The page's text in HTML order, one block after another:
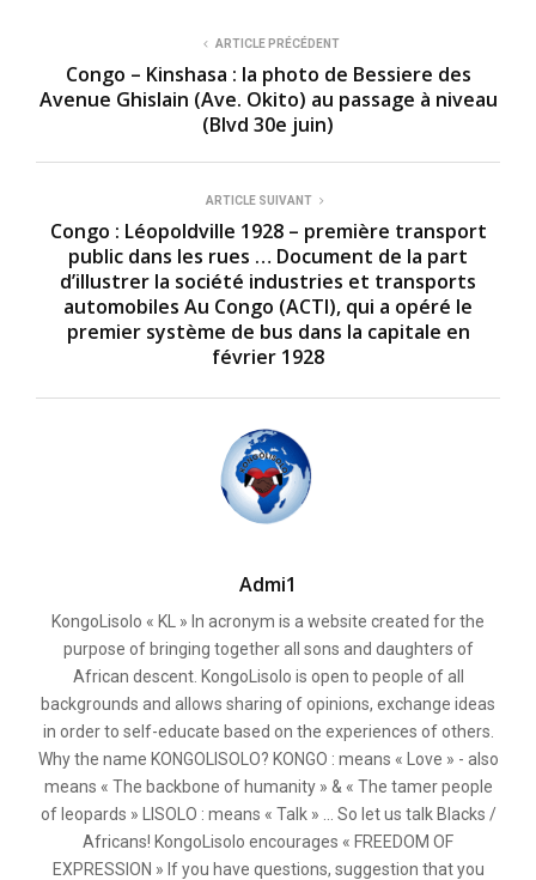
ARTICLE PRÉCÉDENT
Congo – Kinshasa : la photo de Bessiere des
Avenue Ghislain (Ave. Okito) au passage à niveau
(Blvd 30e juin)
ARTICLE SUIVANT
Congo : Léopoldville 1928 – première transport
public dans les rues … Document de la part
d’illustrer la société industries et transports
automobiles Au Congo (ACTI), qui a opéré le
premier système de bus dans la capitale en
février 1928
Admi1
KongoLisolo « KL » In acronym is a website created for the
purpose of bringing together all sons and daughters of
African descent. KongoLisolo is open to people of all
backgrounds and allows sharing of opinions, exchange ideas
in order to self-educate based on the experiences of others.
Why the name KONGOLISOLO? KONGO : means « Love » - also
means « The backbone of humanity » & « The tamer people
of leopards » LISOLO : means « Talk » ... So let us talk Blacks /
Africans! KongoLisolo encourages « FREEDOM OF
EXPRESSION » If you have questions, suggestion that you